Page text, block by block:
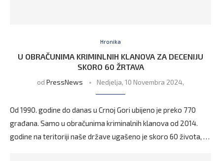
Hronika
U OBRAČUNIMA KRIMINLNIH KLANOVA ZA DECENIJU
SKORO 60 ŽRTAVA
od PressNews Nedjelja, 10 Novembra 2024,
Od 1990. godine do danas u Crnoj Gori ubijeno je preko 770
građana. Samo u obračunima kriminalnih klanova od 2014.
godine na teritoriji naše države ugašeno je skoro 60 života, …